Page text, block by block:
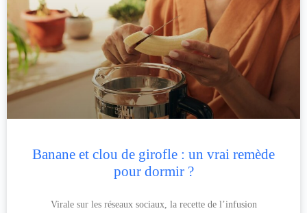
Banane et clou de girofle : un vrai remède
pour dormir ?
Virale sur les réseaux sociaux, la recette de l’infusion